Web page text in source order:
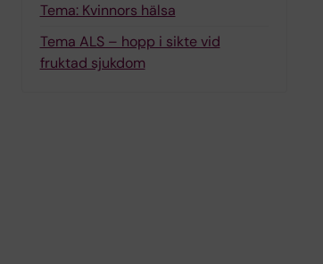
Tema: Kvinnors hälsa
Tema ALS – hopp i sikte vid
fruktad sjukdom